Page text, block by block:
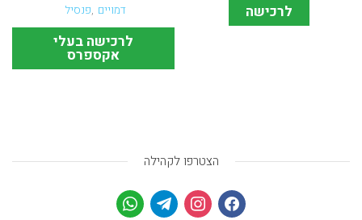
לרכישה דמויים ,פנסיל
לרכישה בעלי
אקספרס
הצטרפו לקהילה